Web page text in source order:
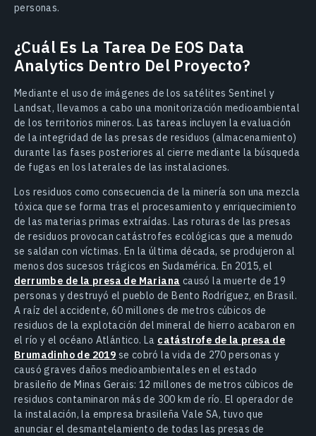
personas.
¿Cuál Es La Tarea De EOS Data
Analytics Dentro Del Proyecto?
Mediante el uso de imágenes de los satélites Sentinel y
Landsat, llevamos a cabo una monitorización medioambiental
de los territorios mineros. Las tareas incluyen la evaluación
de la integridad de las presas de residuos (almacenamiento)
durante las fases posteriores al cierre mediante la búsqueda
de fugas en los laterales de las instalaciones.
Los residuos como consecuencia de la minería son una mezcla
tóxica que se forma tras el procesamiento y enriquecimiento
de las materias primas extraídas. Las roturas de las presas
de residuos provocan catástrofes ecológicas que a menudo
se saldan con víctimas. En la última década, se produjeron al
menos dos sucesos trágicos en Sudamérica. En 2015, el
derrumbe de la presa de Mariana causó la muerte de 19
personas y destruyó el pueblo de Bento Rodríguez, en Brasil.
A raíz del accidente, 60 millones de metros cúbicos de
residuos de la explotación del mineral de hierro acabaron en
el río y el océano Atlántico. La catástrofe de la presa de
Brumadinho de 2019 se cobró la vida de 270 personas y
causó graves daños medioambientales en el estado
brasileño de Minas Gerais: 12 millones de metros cúbicos de
residuos contaminaron más de 300 km de río. El operador de
la instalación, la empresa brasileña Vale SA, tuvo que
anunciar el desmantelamiento de todas las presas de